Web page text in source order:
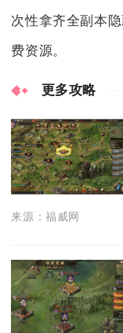
次性拿齐全副本
费资源。
更多攻略
来源：福威网